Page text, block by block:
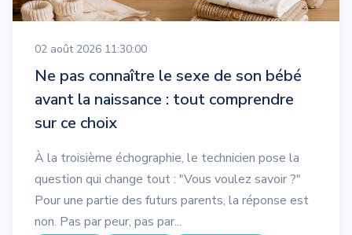
02 août 2026 11:30:00
Ne pas connaître le sexe de son bébé
avant la naissance : tout comprendre
sur ce choix
À la troisième échographie, le technicien pose la
question qui change tout : "Vous voulez savoir ?"
Pour une partie des futurs parents, la réponse est
non. Pas par peur, pas par...